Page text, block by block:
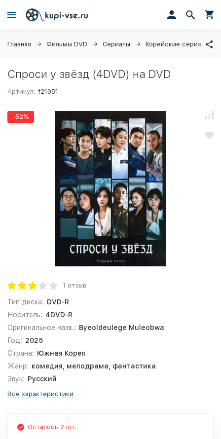
Главная Фильмы DVD Сериалы Корейские сериалы
Спроси у звёзд (4DVD) на DVD
Артикул: f21051
-52%
1 отзыв
Тип диска: DVD-R
Носитель: 4DVD-R
Оригинальное назв.: Byeoldeulege Muleobwa
Год: 2025
Страна: Южная Корея
Жанр: комедия, мелодрама, фантастика
Звук: Русский
Все характеристики
Осталось 2 шт.